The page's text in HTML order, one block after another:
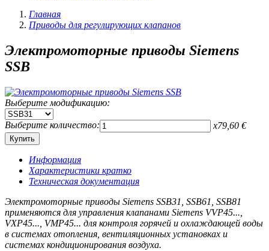
Главная
Приводы для регулирующих клапанов
Электромоторные приводы Siemens
SSB
Выберите модификацию:
Выберите количество: x79,60 €
Информация
Характеристики кратко
Техническая документация
Электромоторные приводы Siemens SSB31, SSB61, SSB81
применяются для управления клапанами Siemens VVP45...,
VXP45..., VMP45... для контроля горячей и охлаждающей воды
в системах отопления, вентиляционных установках и
системах кондиционирования воздуха.